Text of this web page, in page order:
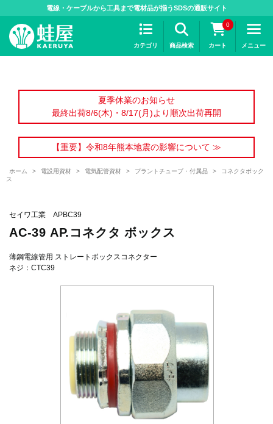
電線・ケーブルから工具まで電材品が揃うSDSの通販サイト
カテゴリ 商品検索
0
カート メニュー
夏季休業のお知らせ
最終出荷8/6(木)・8/17(月)より順次出荷再開
【重要】令和8年熊本地震の影響について ≫
ホーム > 電設用資材 > 電気配管資材 > プラントチューブ・付属品 >
コネクタボック
ス
セイワ工業 APBC39
AC-39 AP.コネクタ ボックス
薄鋼電線管用 ストレートボックスコネクター
ネジ：CTC39